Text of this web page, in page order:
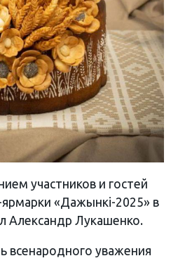
участников и гостей
«Дажынкi-2025» в
Александр Лукашенко.
всенародного уважения